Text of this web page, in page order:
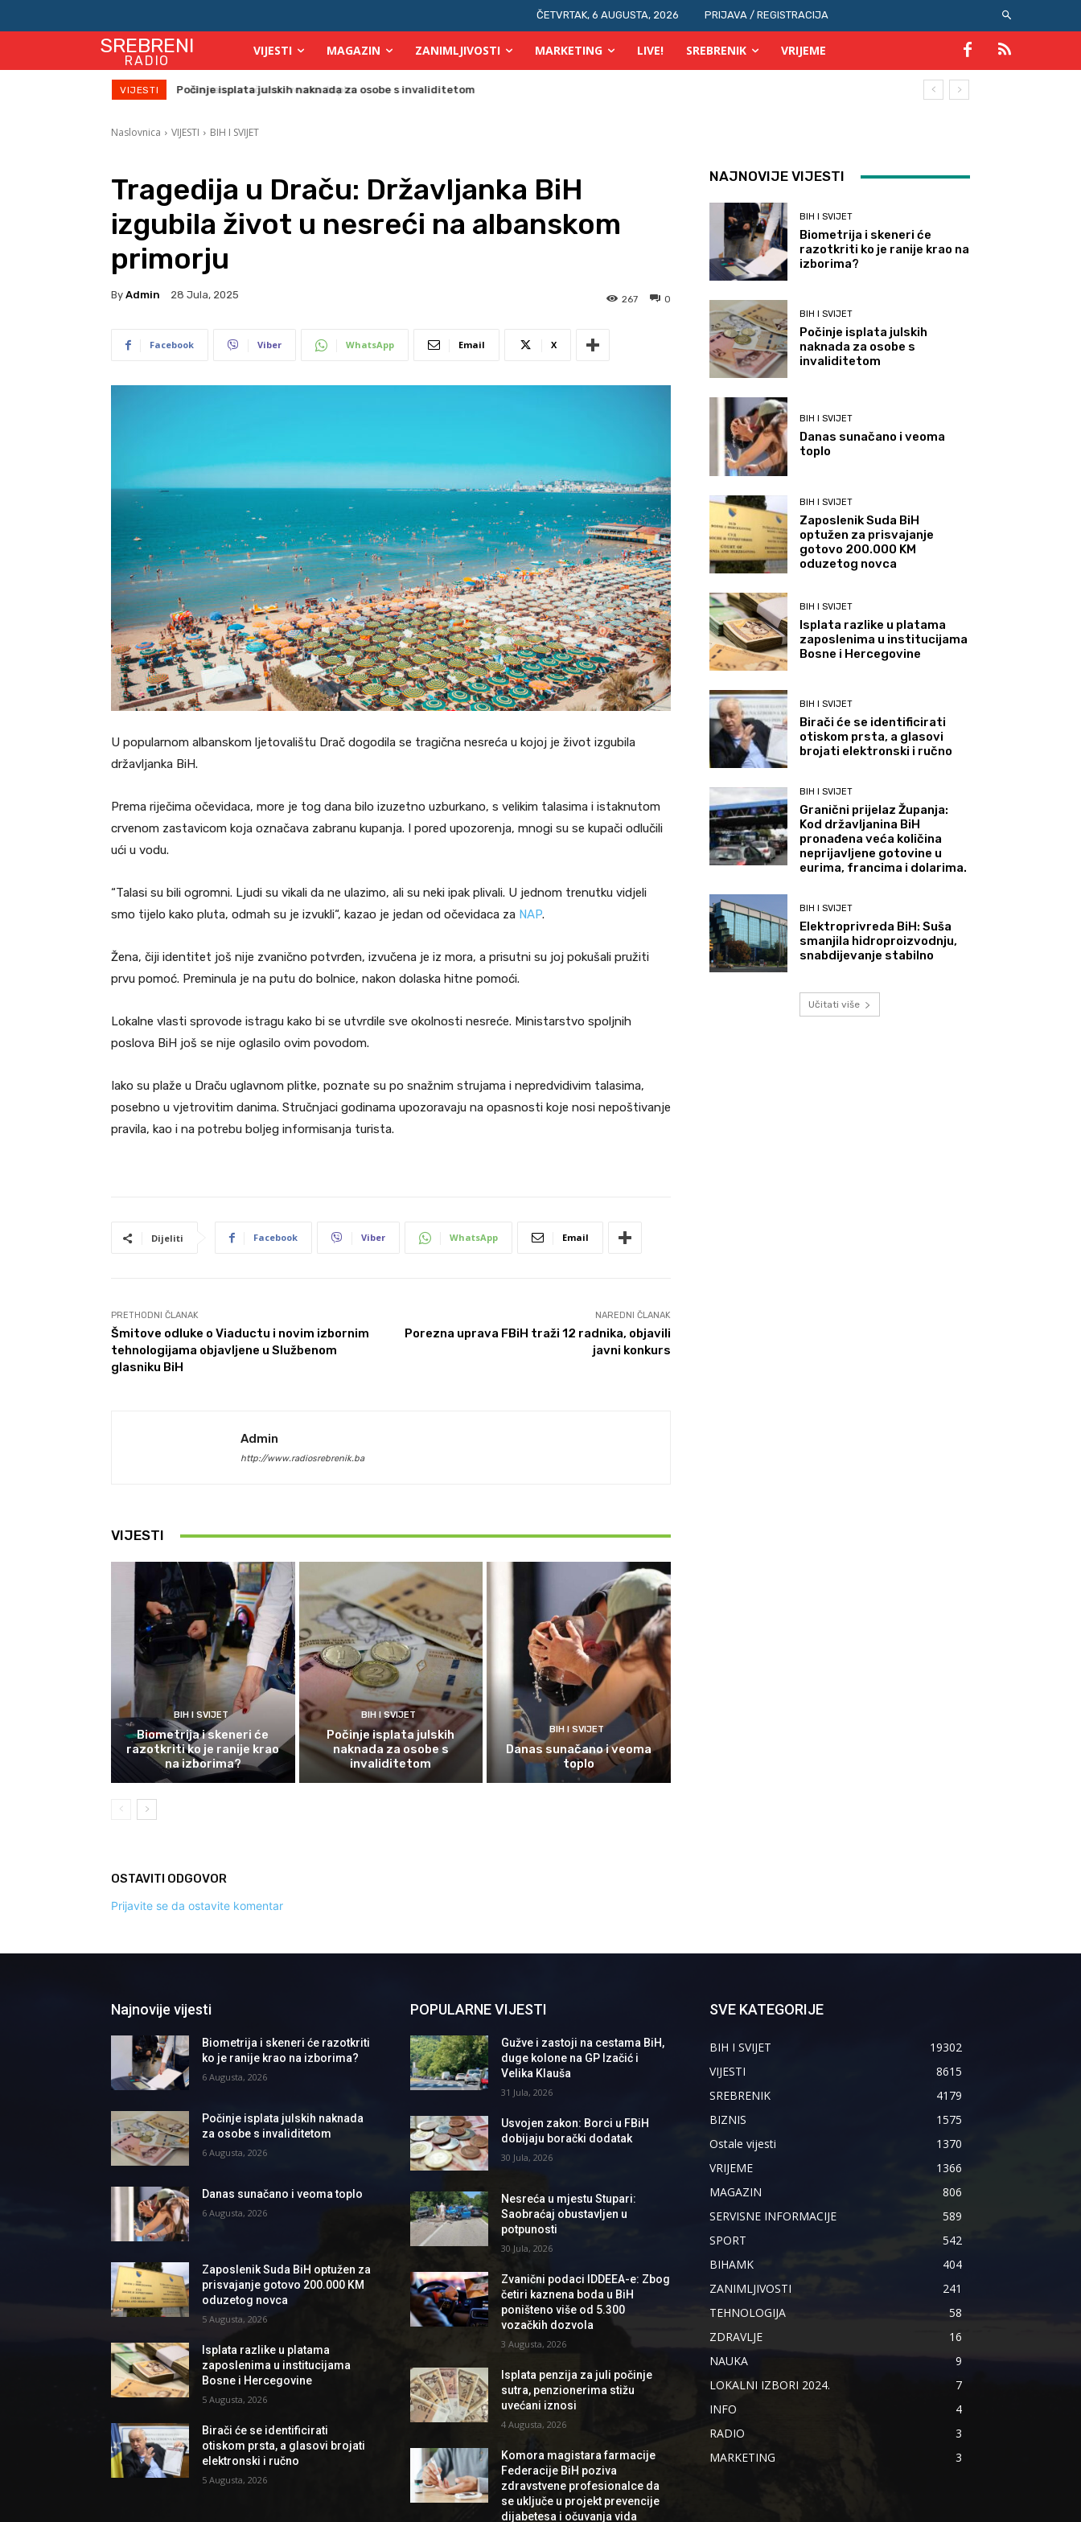
ČETVRTAK, 6 AUGUSTA, 2026 PRIJAVA / REGISTRACIJA
SREBRENI
RADIO
VIJESTI MAGAZIN ZANIMLJIVOSTI MARKETING LIVE! SREBRENIK VRIJEME
VIJESTI Danas sunačano i veoma toplo
Naslovnica VIJESTI BIH I SVIJET
Tragedija u Draču: Državljanka BiH
izgubila život u nesreći na albanskom
primorju
By Admin 28 Jula, 2025 0
267
Facebook Viber WhatsApp Email X
U popularnom albanskom ljetovalištu Drač dogodila se tragična nesreća u kojoj je život izgubila
državljanka BiH.
Prema riječima očevidaca, more je tog dana bilo izuzetno uzburkano, s velikim talasima i istaknutom
crvenom zastavicom koja označava zabranu kupanja. I pored upozorenja, mnogi su se kupači odlučili
ući u vodu.
“Talasi su bili ogromni. Ljudi su vikali da ne ulazimo, ali su neki ipak plivali. U jednom trenutku vidjeli
smo tijelo kako pluta, odmah su je izvukli“, kazao je jedan od očevidaca za NAP.
Žena, čiji identitet još nije zvanično potvrđen, izvučena je iz mora, a prisutni su joj pokušali pružiti
prvu pomoć. Preminula je na putu do bolnice, nakon dolaska hitne pomoći.
Lokalne vlasti sprovode istragu kako bi se utvrdile sve okolnosti nesreće. Ministarstvo spoljnih
poslova BiH još se nije oglasilo ovim povodom.
Iako su plaže u Draču uglavnom plitke, poznate su po snažnim strujama i nepredvidivim talasima,
posebno u vjetrovitim danima. Stručnjaci godinama upozoravaju na opasnosti koje nosi nepoštivanje
pravila, kao i na potrebu boljeg informisanja turista.
Dijeliti Facebook Viber WhatsApp Email
PRETHODNI ČLANAK
Šmitove odluke o Viaductu i novim izbornim
tehnologijama objavljene u Službenom
glasniku BiH
NAREDNI ČLANAK
Porezna uprava FBiH traži 12 radnika, objavili
javni konkurs
Admin
http://www.radiosrebrenik.ba
VIJESTI
BIH I SVIJET
Biometrija i skeneri će
razotkriti ko je ranije krao
na izborima?
BIH I SVIJET
Počinje isplata julskih
naknada za osobe s
invaliditetom
BIH I SVIJET
Danas sunačano i veoma
toplo
OSTAVITI ODGOVOR
Prijavite se da ostavite komentar
NAJNOVIJE VIJESTI
BIH I SVIJET
Biometrija i skeneri će
razotkriti ko je ranije krao na
izborima?
BIH I SVIJET
Počinje isplata julskih
naknada za osobe s
invaliditetom
BIH I SVIJET
Danas sunačano i veoma
toplo
BIH I SVIJET
Zaposlenik Suda BiH
optužen za prisvajanje
gotovo 200.000 KM
oduzetog novca
BIH I SVIJET
Isplata razlike u platama
zaposlenima u institucijama
Bosne i Hercegovine
BIH I SVIJET
Birači će se identificirati
otiskom prsta, a glasovi
brojati elektronski i ručno
BIH I SVIJET
Granični prijelaz Županja:
Kod državljanina BiH
pronađena veća količina
neprijavljene gotovine u
eurima, francima i dolarima.
BIH I SVIJET
Elektroprivreda BiH: Suša
smanjila hidroproizvodnju,
snabdijevanje stabilno
Učitati više
Najnovije vijesti
Biometrija i skeneri će razotkriti
ko je ranije krao na izborima?
6 Augusta, 2026
Počinje isplata julskih naknada
za osobe s invaliditetom
6 Augusta, 2026
Danas sunačano i veoma toplo
6 Augusta, 2026
Zaposlenik Suda BiH optužen za
prisvajanje gotovo 200.000 KM
oduzetog novca
5 Augusta, 2026
Isplata razlike u platama
zaposlenima u institucijama
Bosne i Hercegovine
5 Augusta, 2026
Birači će se identificirati
otiskom prsta, a glasovi brojati
elektronski i ručno
5 Augusta, 2026
POPULARNE VIJESTI
Gužve i zastoji na cestama BiH,
duge kolone na GP Izačić i
Velika Klauša
31 Jula, 2026
Usvojen zakon: Borci u FBiH
dobijaju borački dodatak
30 Jula, 2026
Nesreća u mjestu Stupari:
Saobraćaj obustavljen u
potpunosti
30 Jula, 2026
Zvanični podaci IDDEEA-e: Zbog
četiri kaznena boda u BiH
poništeno više od 5.300
vozačkih dozvola
3 Augusta, 2026
Isplata penzija za juli počinje
sutra, penzionerima stižu
uvećani iznosi
4 Augusta, 2026
Komora magistara farmacije
Federacije BiH poziva
zdravstvene profesionalce da
se uključe u projekt prevencije
dijabetesa i očuvanja vida
SVE KATEGORIJE
BIH I SVIJET
19302
VIJESTI
8615
SREBRENIK
4179
BIZNIS
1575
Ostale vijesti
1370
VRIJEME
1366
MAGAZIN
806
SERVISNE INFORMACIJE
589
SPORT
542
BIHAMK
404
ZANIMLJIVOSTI
241
TEHNOLOGIJA
58
ZDRAVLJE
16
NAUKA
9
LOKALNI IZBORI 2024.
7
INFO
4
RADIO
3
MARKETING
3